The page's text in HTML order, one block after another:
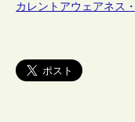
カレントアウェアネス